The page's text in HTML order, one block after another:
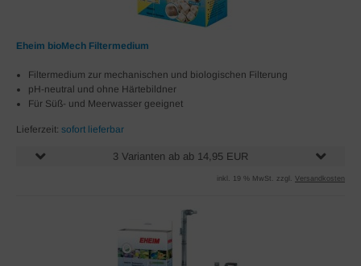
Eheim bioMech Filtermedium
Filtermedium zur mechanischen und biologischen Filterung
pH-neutral und ohne Härtebildner
Für Süß- und Meerwasser geeignet
Lieferzeit: sofort lieferbar
3 Varianten ab ab 14,95 EUR
inkl. 19 % MwSt. zzgl. Versandkosten